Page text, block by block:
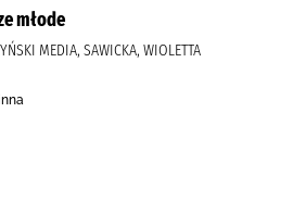
młode
MEDIA, SAWICKA, WIOLETTA